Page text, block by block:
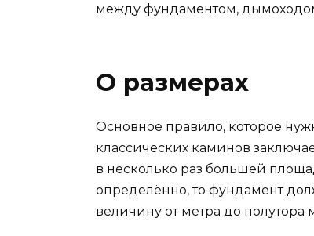
между фундаментом,
О размерах
Основное правило, которое
классических каминов
в несколько раз большей
определённо, то фундамент
величину от метра до полутора